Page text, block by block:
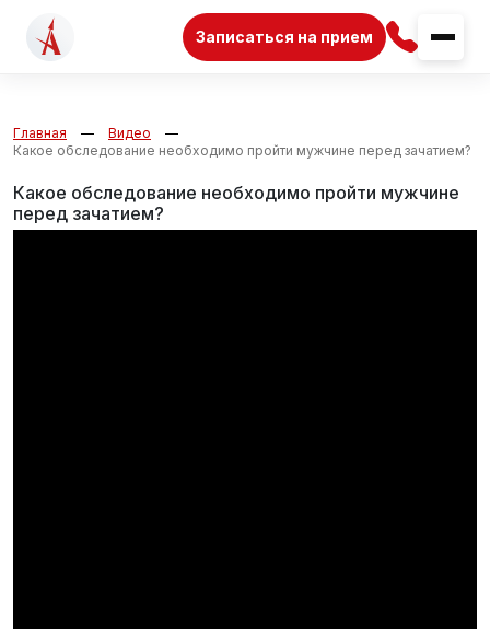
Записаться на прием
Главная
Видео
Какое обследование необходимо пройти мужчине перед зачатием?
Какое обследование необходимо пройти мужчине
перед зачатием?